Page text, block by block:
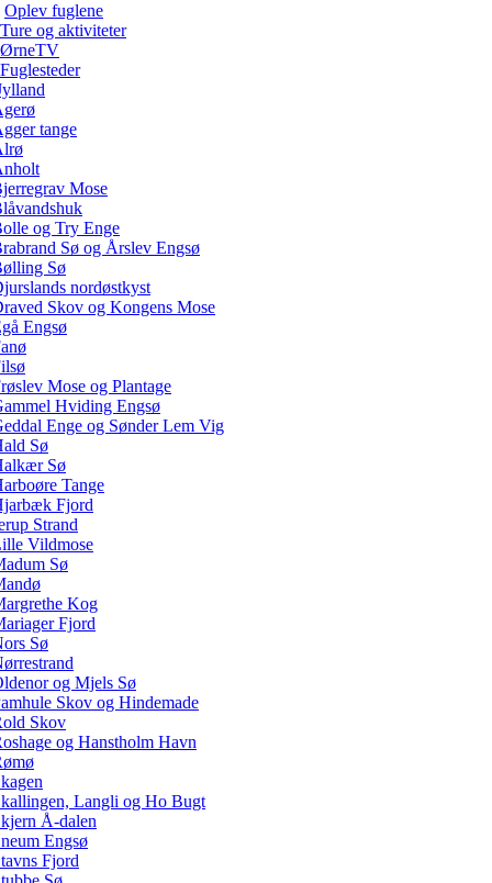
Oplev fuglene
Ture og aktiviteter
ØrneTV
Fuglesteder
tange
Mose
og Try Enge
Sø og Årslev Engsø
Sø
nordøstkyst
Skov og Kongens Mose
Engsø
Mose og Plantage
Hviding Engsø
Enge og Sønder Lem Vig
Sø
Sø
Tange
Fjord
Strand
Vildmose
Sø
Kog
Fjord
Sø
og Mjels Sø
Skov og Hindemade
Skov
og Hanstholm Havn
Langli og Ho Bugt
Å-dalen
Engsø
Fjord